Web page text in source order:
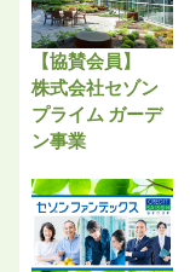
【協賛会員】
株式会社セゾン
プライム ガーデ
ン事業